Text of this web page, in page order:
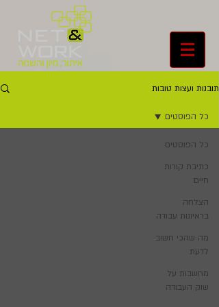
תובנות ועצות טובות
כל הפוסטים
כתיבת קורות
חיים
הצלחה
בראיונות עבודה
מה שהכי חשוב
לדעת
מחשבות על
שוק העבודה
כל הפוסטים